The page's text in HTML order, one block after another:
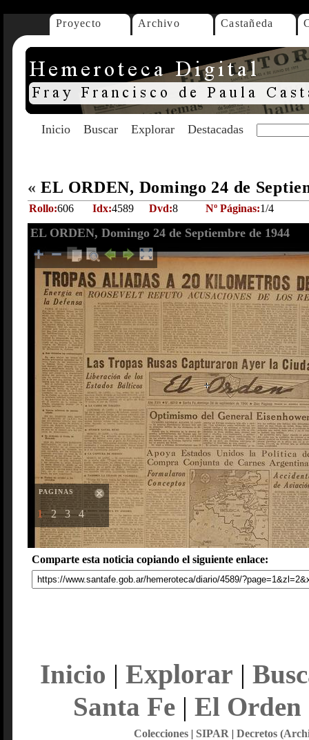
Proyecto Archivo Castañeda
Inicio Buscar Explorar Destacadas
« EL ORDEN, Domingo 24 de
Rollo:606 Idx:4589 Dvd:8 Nº Páginas:1/4
EL ORDEN, Domingo 24 de Septiembre de 1944
PAGINAS
1 2 3 4
Comparte esta noticia copiando el siguiente enlace:
Inicio | Explorar |
Santa Fe| El Orden
Colecciones| SIPAR | Decretos